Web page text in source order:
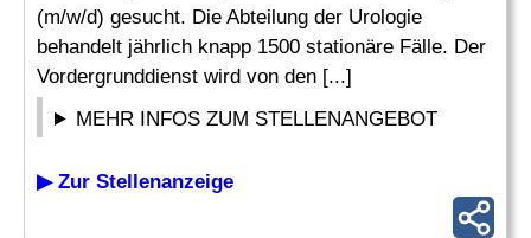
(m/w/d) gesucht. Die Abteilung der Urologie
behandelt jährlich knapp 1500 stationäre Fälle. Der
Vordergrunddienst wird von den [...]
MEHR INFOS ZUM STELLENANGEBOT
▶ Zur Stellenanzeige